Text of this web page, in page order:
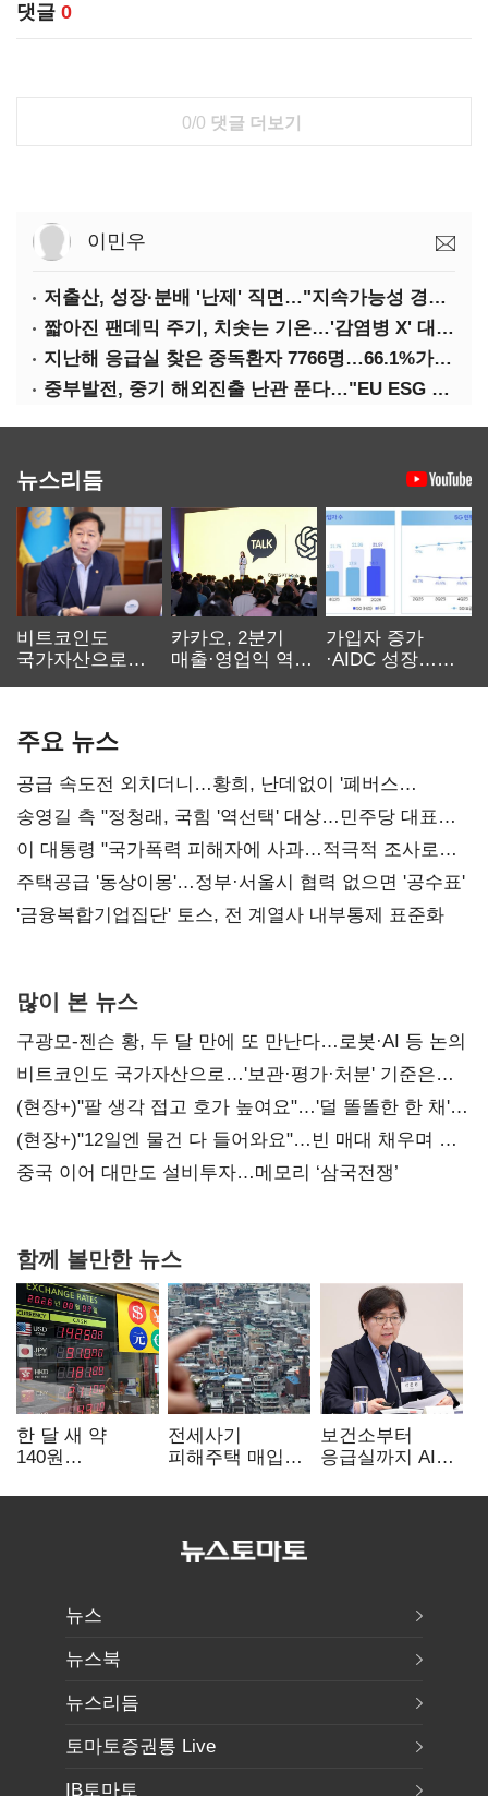
댓글 0
0/0 댓글 더보기
이민우
저출산, 성장·분배 '난제' 직면…"지속가능성 경고등"
짧아진 팬데믹 주기, 치솟는 기온…'감염병 X' 대비해야
지난해 응급실 찾은 중독환자 7766명…66.1%가 '의도적 중독'
중부발전, 중기 해외진출 난관 푼다…"EU ESG 실사 공동 대응"
뉴스리듬
비트코인도
국가자산으로…'
카카오, 2분기
매출·영업익 역대
가입자 증가
·AIDC 성장…
주요 뉴스
공급 속도전 외치더니…황희, 난데없이 '폐버스
리모델링' 제안
송영길 측 "정청래, 국힘 '역선택' 대상…민주당 대표로
총선 지휘 못해"
이 대통령 "국가폭력 피해자에 사과…적극적 조사로
진실 밝혀야"
주택공급 '동상이몽'…정부·서울시 협력 없으면 '공수표'
'금융복합기업집단' 토스, 전 계열사 내부통제 표준화
많이 본 뉴스
구광모-젠슨 황, 두 달 만에 또 만난다…로봇·AI 등 논의
비트코인도 국가자산으로…'보관·평가·처분' 기준은
숙제
(현장+)"팔 생각 접고 호가 높여요"…'덜 똘똘한 한 채'
20억 키맞추기
(현장+)"12일엔 물건 다 들어와요"…빈 매대 채우며 문
연 홈플러스
중국 이어 대만도 설비투자…메모리 ‘삼국전쟁’
함께 볼만한 뉴스
한 달 새 약
140원
엔저'에 원화
전세사기
피해주택 매입
누적 피해자
보건소부터
응급실까지 AI
혁신 본격화
뉴스
뉴스북
뉴스리듬
토마토증권통 Live
IB토마토